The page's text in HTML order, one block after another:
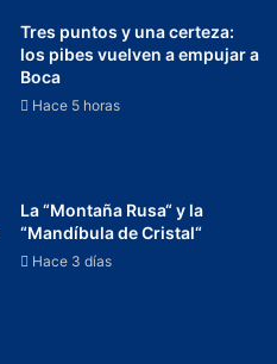
Tres puntos y una certeza:
los pibes vuelven a empujar a
Boca
Hace 5 horas
La “Montaña Rusa“ y la
“Mandíbula de Cristal“
Hace 3 días